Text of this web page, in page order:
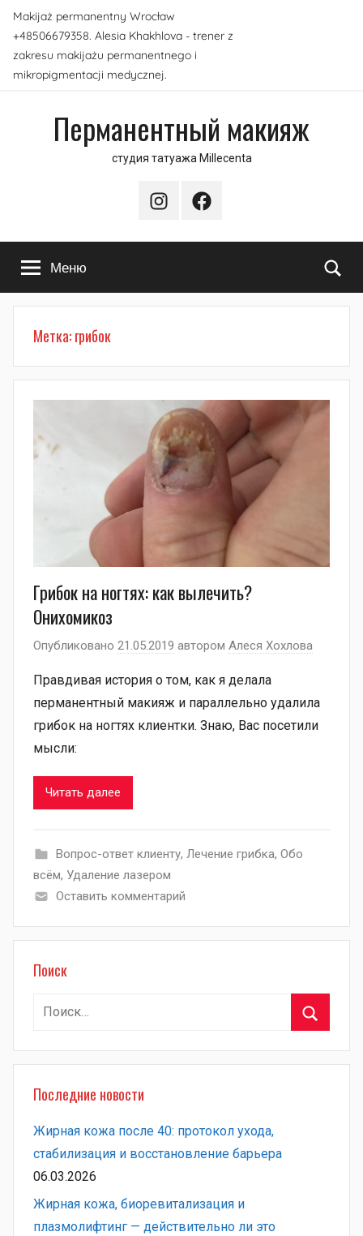
Перейти
содержимому
Makijaż permanentny Wrocław
+48506679358. Alesia Khakhlova - trener z
zakresu makijażu permanentnego i
mikropigmentacji medycznej.
Перманентный макияж
студия татуажа Millecenta
InstagramFacebook
Меню
Метка:грибок
Грибок на ногтях: как вылечить?
Онихомикоз
Опубликовано 21.05.2019 автором Алеся Хохлова
Правдивая история о том, как я делала
перманентный макияж и параллельно удалила
грибок на ногтях клиентки. Знаю, Вас посетили
мысли:
Читать далее
Вопрос-ответ клиенту, Лечение грибка, Обо
всём, Удаление лазером
Оставить комментарий
Поиск
Найти:
Последние новости
Жирная кожа после 40: протокол ухода,
стабилизация и восстановление барьера
06.03.2026
Жирная кожа, биоревитализация и
плазмолифтинг — действительно ли это